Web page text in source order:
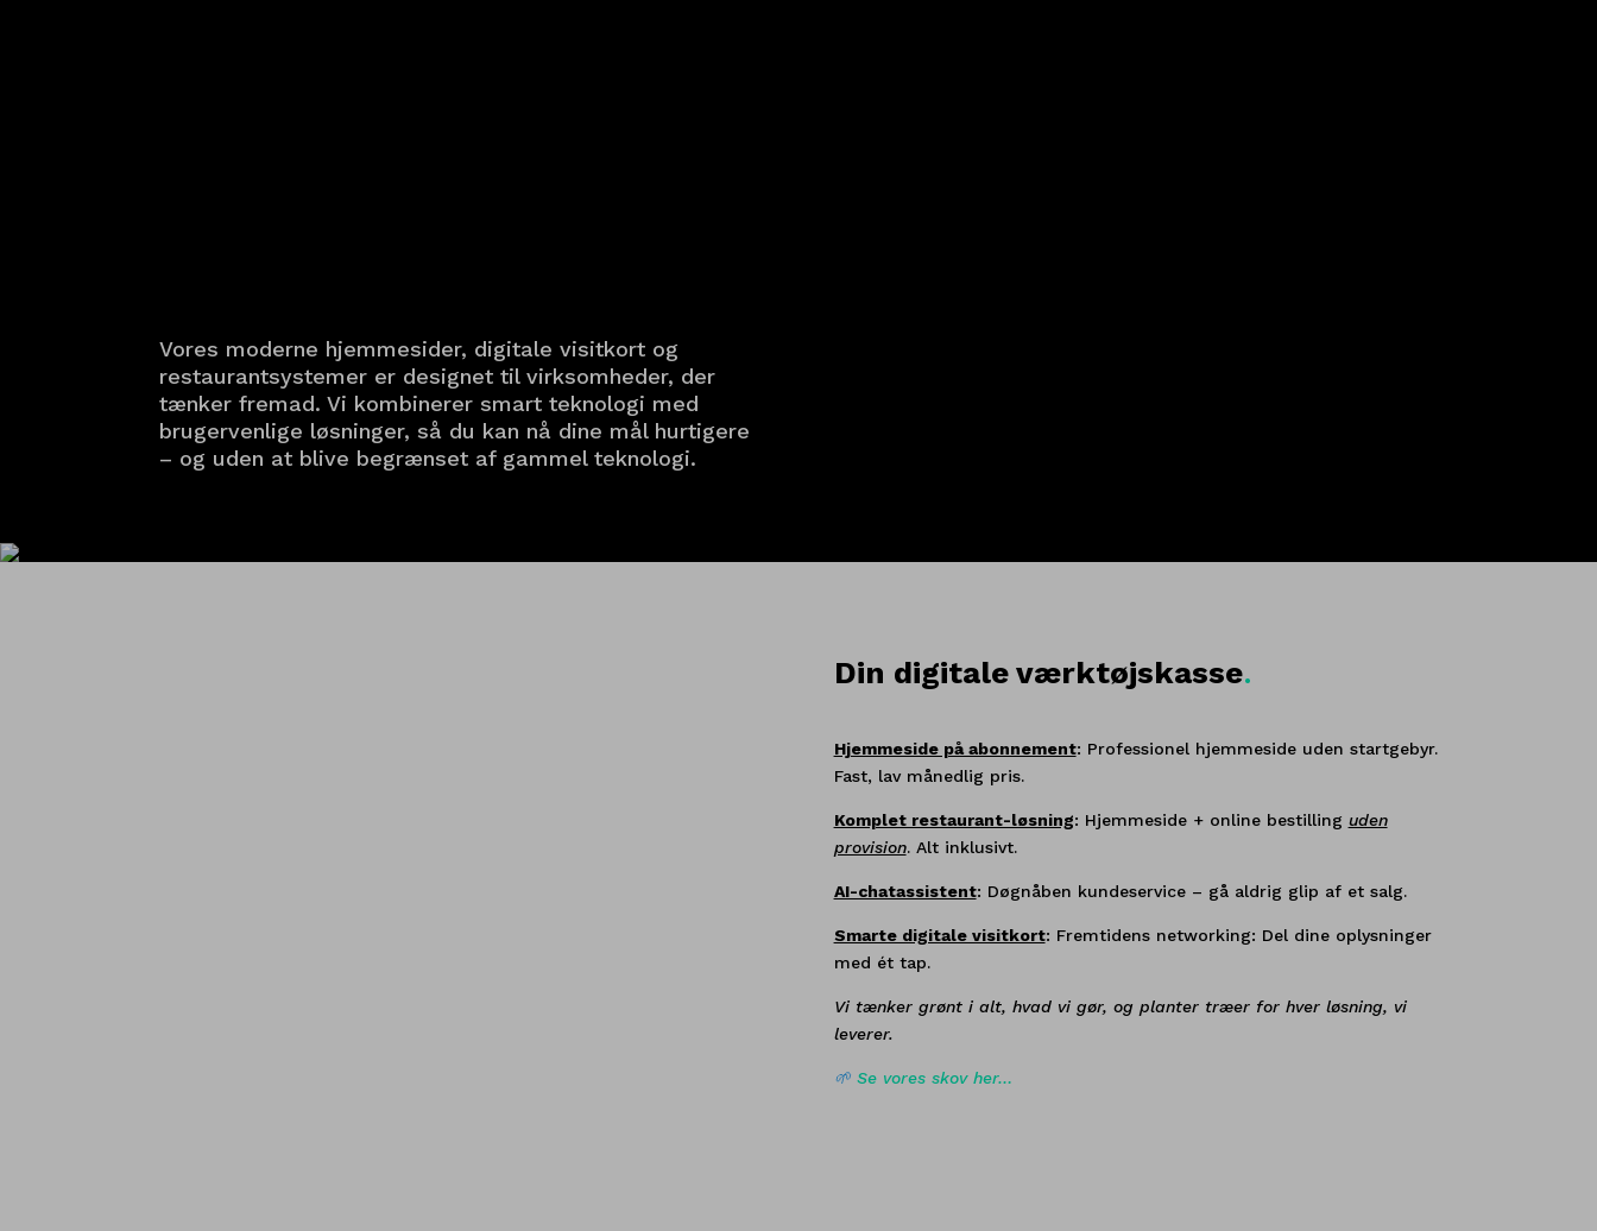
Vores moderne hjemmesider, digitale visitkort og
restaurantsystemer er designet til virksomheder, der
tænker fremad. Vi kombinerer smart teknologi med
brugervenlige løsninger, så du kan nå dine mål hurtigere
– og uden at blive begrænset af gammel teknologi.
Din digitale værktøjskasse.
Hjemmeside på abonnement: Professionel hjemmeside uden startgebyr.
Fast, lav månedlig pris.
Komplet restaurant-løsning: Hjemmeside + online bestilling uden
provision. Alt inklusivt.
AI-chatassistent: Døgnåben kundeservice – gå aldrig glip af et salg.
Smarte digitale visitkort: Fremtidens networking: Del dine oplysninger
med ét tap.
Vi tænker grønt i alt, hvad vi gør, og planter træer for hver løsning, vi
leverer.
🌱 Se vores skov her…